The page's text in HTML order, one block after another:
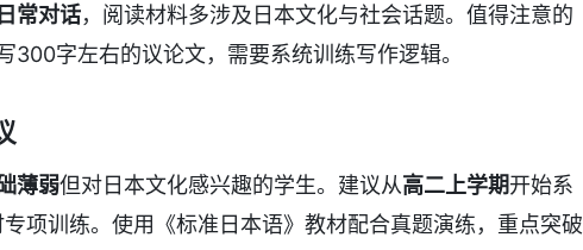
常对话，阅读材料多涉及日本文化与社会话题。值得注意的
300字左右的议论文，需要系统训练写作逻辑。
薄弱但对日本文化感兴趣的学生。建议从高二上学期开始系
项训练。使用《标准日本语》教材配合真题演练，重点突破